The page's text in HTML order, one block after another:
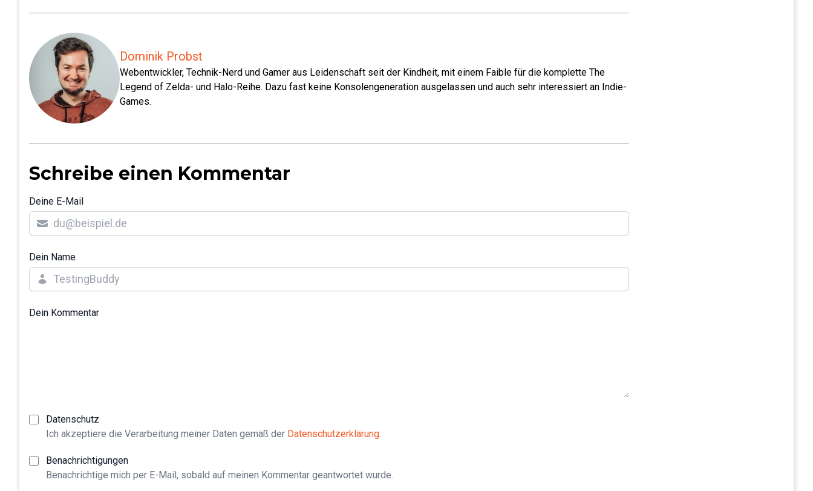
Dominik Probst
Webentwickler, Technik-Nerd und Gamer aus Leidenschaft seit der Kindheit, mit einem Faible für die komplette The
Legend of Zelda- und Halo-Reihe. Dazu fast keine Konsolengeneration ausgelassen und auch sehr interessiert an Indie-
Games.
Schreibe einen Kommentar
Deine E-Mail
Dein Name
Dein Kommentar
Datenschutz
Ich akzeptiere die Verarbeitung meiner Daten gemäß der Datenschutzerklärung.
Benachrichtigungen
Benachrichtige mich per E-Mail, sobald auf meinen Kommentar geantwortet wurde.